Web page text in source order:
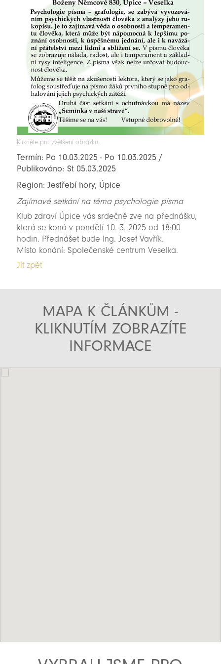
Klikněte pro zvětšení obrázku.
Termín: Po 10.03.2025 - Po 10.03.2025 /
Publikováno: St 05.03.2025
Region: Jestřebí hory, Úpice
Zajímavé setkání na téma psychologie písma
Klub zdraví Úpice vás srdečně zve na přednášku,
která se koná v pondělí 10. 3. 2025 od 18:00
hodin. Přednášet bude Ing. Josef Vavřík.
Místo konání: Společenské centrum Veselka.
Jít zpět
MAPA K ČLÁNKŮM -
KLIKNUTÍM ZOBRAZÍTE
INFORMACE